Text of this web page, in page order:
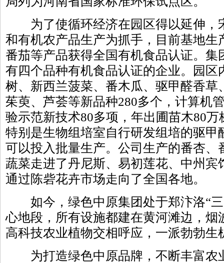
为了使循环经济在园区得以延伸，
和有机农产品生产为抓手，目前基地生
番茄等产品获得全国有机食品认证。集
有四个品种有机食品认证的企业。园区
树、新西兰菠菜、番木瓜、驱甲醛香草
茱萸、芦荟等新品种280多个，计算机
验示范新技术80多项，年出圃苗木80
特别是生物组培室自行研发组培的驱甲
可以投入批量生产。公司生产的番杏、
蔬菜走进了丹尼斯、易初莲花、中州宾
通过陈砦花卉市场走向了全国各地。
如今，绿色中原集团处于郑汴洛“三
心地段，所有设施都建在黄河滩边，烟
高科技农业植物交相呼应，一派勃勃生
为打造绿色中原品牌，不断丰富农